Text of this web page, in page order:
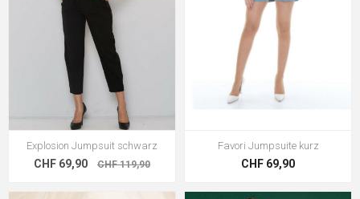
Explosion Jumpsuit schwarz
CHF 69,90 CHF 119,90
Favori Jumpsuite kurz
CHF 69,90